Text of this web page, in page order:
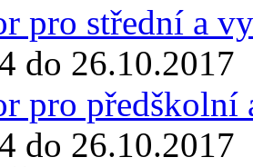
pro střední a
do 26.10.2017
pro předškolní
do 26.10.2017